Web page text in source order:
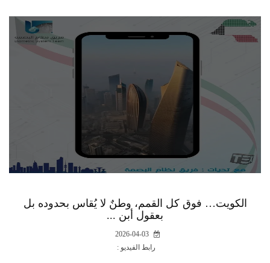
الكويت… فوق كل القمم، وطنٌ لا يُقاس بحدوده بل
بعقول أبن ...
رابط الفيديو :